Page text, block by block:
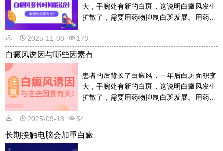
大，手腕处有新的白斑，这说明白癜风发生
扩散了，需要用药物抑制白斑发展。用药物
其反。详情请看文章介绍内容。
2025-11-08 178
白癜风诱因与哪些因素有
患者的后背长了白癜风，一年后白斑面积变
大，手腕处有新的白斑，这说明白癜风发生
扩散了，需要用药物抑制白斑发展。用药物
其反。详情请看文章介绍内容。
2025-09-18 54
长期接触电脑会加重白癜